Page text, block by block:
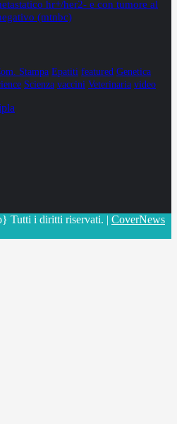
hr+/her2- e con tumore al
(mtnbc)
Stampa Epatiti featured Genetica
Scienza vaccini Veterinaria video
Tutti i diritti riservati. | CoverNews